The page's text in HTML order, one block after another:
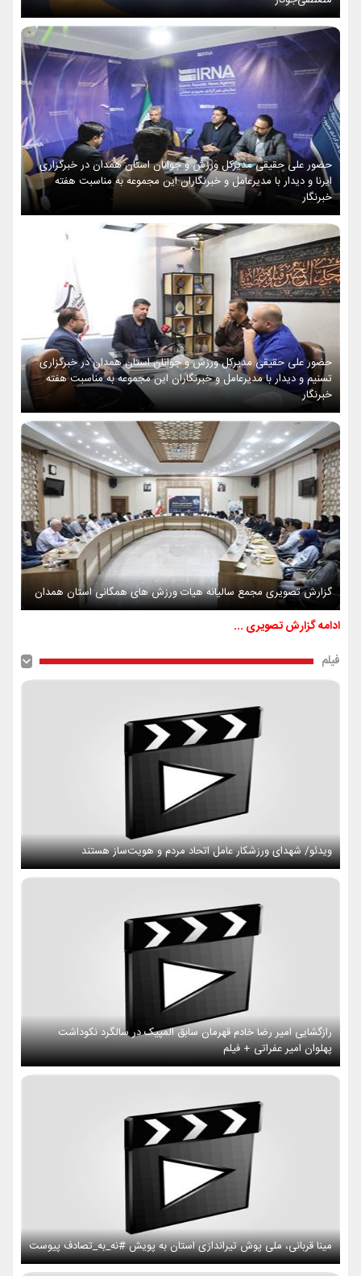
حضور علی حقیقی مدیرکل ورزش و جوانان استان همدان در خبرگزاری
ایرنا و دیدار با مدیرعامل و خبرنگاران این مجموعه به مناسبت هفته
خبرنگار
حضور علی حقیقی مدیرکل ورزش و جوانان استان همدان در خبرگزاری
تسنیم و دیدار با مدیرعامل و خبرنگاران این مجموعه به مناسبت هفته
خبرنگار
گزارش تصویری مجمع سالیانه هیات ورزش های همگانی استان همدان
ادامه گزارش تصویری ...
فیلم
ویدئو/ شهدای ورزشکار عامل اتحاد مردم و هویت‌ساز هستند
رازگشایی امیر رضا خادم قهرمان سابق المپیک در سالگرد نکوداشت
پهلوان امیر عفراتی + فیلم
مینا قربانی، ملی پوش تیراندازی استان به پویش #نه_به_تصادف پیوست